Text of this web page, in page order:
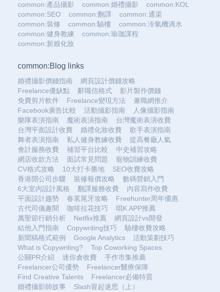
common:產品攝影
common:婚禮攝影
common:KOL
common:SEO
common:翻譯
common:通渠
common:裝修
common:驗樓
common:冷氣機滴水
common:健身教練
common:瑜珈課程
common:新娘化妝
common:Blog links
婚禮攝影價錢指南
網頁設計價錢攻略
Freelance優缺點
辭職信格式
影片製作價錢
免費剪片軟件
Freelance變現方法
兼職網推介
Facebook廣告比較
活動攝影指南
人像攝影指南
樂隊表演指南
魔術表演指南
台灣魔術表演收費
台灣平面設計收費
婚禮化妝收費
歌手表演指南
舞者表演指南
私人健身教練收費
提高餐廳人氣
會計服務收費
補習平台比較
中史補習攻略
網店收款方法
面試常見問題
寵物訓練收費
CV格式攻略
10大打卡勝地
SEO收費攻略
香港開公司步驟
裝修報價攻略
數碼營銷入門
6大室內設計風格
翻譯服務收費
內容寫作收費
平面設計趨勢
春茗尾牙攻略
Freehunter周年優惠
古代司儀趣聞
咖啡拉花技巧
唱K APP推薦
萬聖節行銷分析
Netflix推薦
網頁設計vs開發
結他入門指南
Copywriting技巧
驗樓收費攻略
新聞稿格式範例
Google Analytics
活動策劃技巧
What is Copywriting?
Top Coworking Spaces
公關PR介紹
迷你倉收費
手作市集推薦
Freelancer公司優勢
Freelancer醫療保障
Find Creative Talents
Freelancer必備特質
婚禮攝影師故事
Slash冒起迷思（上）